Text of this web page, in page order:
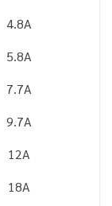
4.8A
5.8A
7.7A
9.7A
12A
18A